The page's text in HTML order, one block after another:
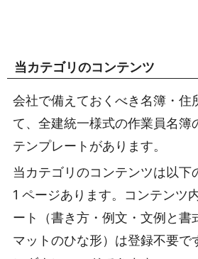
当カテゴリのコンテンツ
会社で備えておくべき名簿・住
て、全建統一様式の作業員名簿
テンプレートがあります。
当カテゴリのコンテンツは以下
1 ページあります。コンテンツ
ート（書き方・例文・文例と書
マットのひな形）は登録不要で